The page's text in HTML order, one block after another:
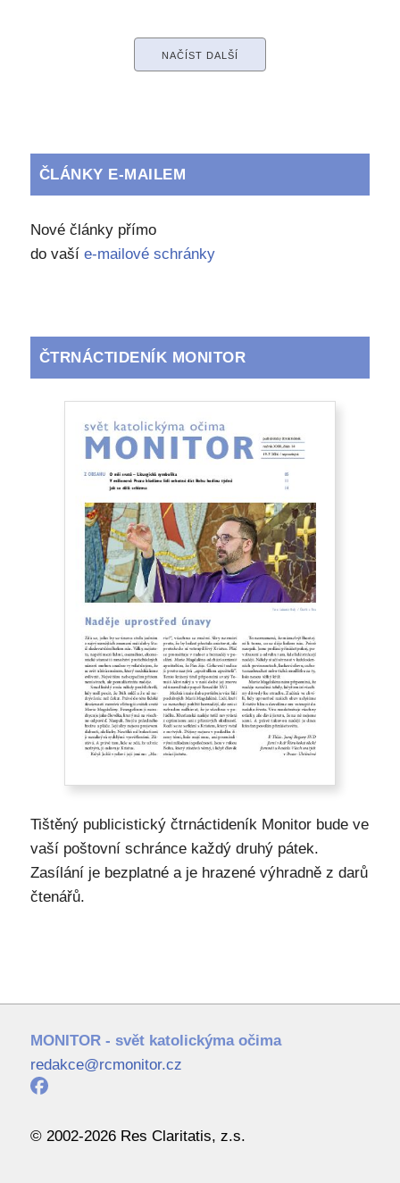
NAČÍST DALŠÍ
ČLÁNKY E-MAILEM
Nové články přímo
do vaší e-mailové schránky
ČTRNÁCTIDENÍK MONITOR
Tištěný publicistický čtrnáctideník Monitor bude ve
vaší poštovní schránce každý druhý pátek.
Zasílání je bezplatné a je hrazené výhradně z darů
čtenářů.
MONITOR - svět katolickýma očima
redakce@rcmonitor.cz
© 2002-2026 Res Claritatis, z.s.